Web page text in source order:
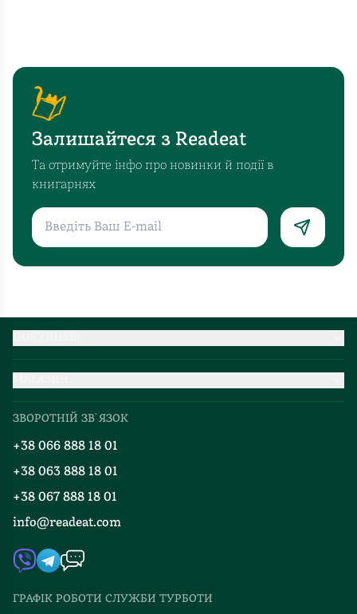
Залишайтеся з Readeat
Та отримуйте інфо про новинки й події в
книгарнях
Добірки
Блог
Події
Книгарні
Контакти
Автори
Видавництва
Відгуки та оцінка RDT
Міжнародна доставка
Мапа сайту
ЗВОРОТНІЙ ЗВ`ЯЗОК
+38 066 888 18 01
+38 063 888 18 01
+38 067 888 18 01
info@readeat.com
ГРАФІК РОБОТИ СЛУЖБИ ТУРБОТИ